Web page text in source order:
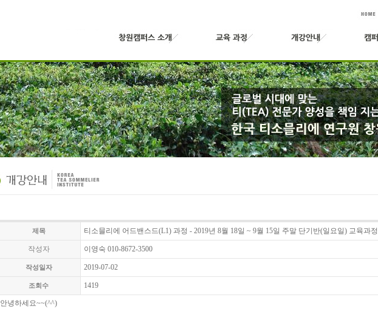
제목 티소믈리에 어드밴스드(L1) 과정 - 2019년 8월 18일 ~ 9월 15일 주말 단기반(일요일) 교육과정
작성자 이영숙 010-8672-3500
작성일자 2019-07-02
조회수 1419
안녕하세요~~(^^)